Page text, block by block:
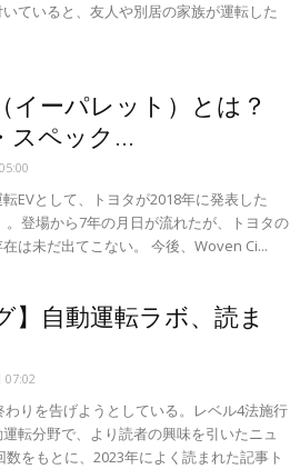
運
ラ
ボ
ていると、友人や別居の家族が運転した
イーパレット）とは？
スペック...
EVとして、トヨタが2018年に発表した
。登場から7年の月日が流れたが、トヨタの
は未だ出てこない。 今後、Woven Ci...
】自動運転ラボ、読ま
07:02
りを告げようとしている。レベル4法施行
転分野で、より読者の興味を引いたニュ
をもとに、2023年によく読まれた記事ト